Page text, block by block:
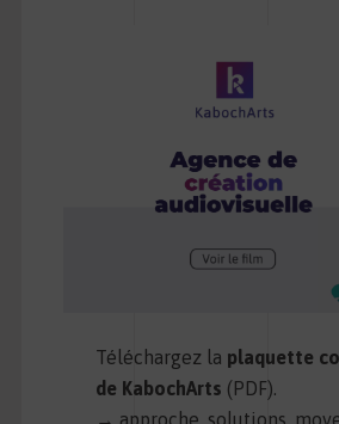
Téléchargez la plaquette
de KabochArts (PDF).